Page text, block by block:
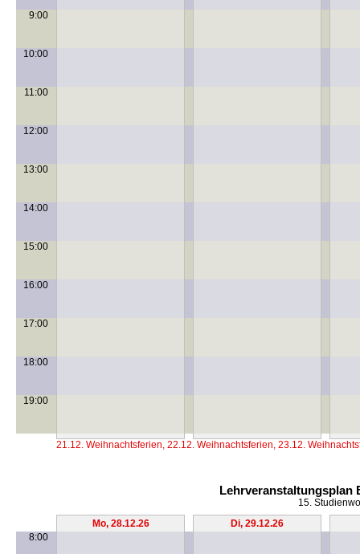
9:00
10:00
11:00
12:00
13:00
14:00
15:00
16:00
17:00
18:00
19:00
21.12. Weihnachtsferien, 22.12. Weihnachtsferien, 23.12.
Lehrveranstaltungsplan
15.
Mo, 28.12.26
Di, 29.12.26
8:00